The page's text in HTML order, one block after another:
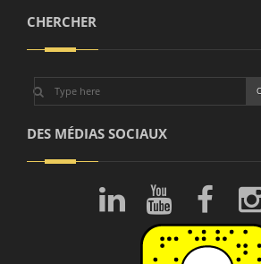
CHERCHER
DES MÉDIAS SOCIAUX